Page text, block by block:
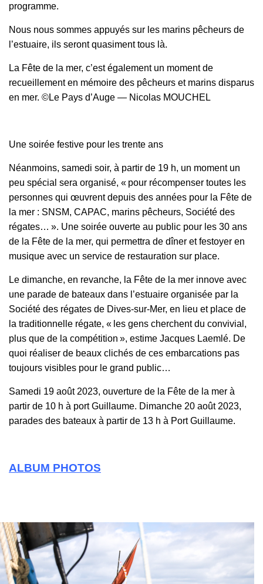
programme.
Nous nous sommes appuyés sur les marins pêcheurs de
l’estuaire, ils seront quasiment tous là.
La Fête de la mer, c’est également un moment de
recueillement en mémoire des pêcheurs et marins disparus
en mer. ©Le Pays d’Auge — Nicolas MOUCHEL
Une soirée festive pour les trente ans
Néanmoins, samedi soir, à partir de 19 h, un moment un
peu spécial sera organisé, « pour récompenser toutes les
personnes qui œuvrent depuis des années pour la Fête de
la mer : SNSM, CAPAC, marins pêcheurs, Société des
régates… ». Une soirée ouverte au public pour les 30 ans
de la Fête de la mer, qui permettra de dîner et festoyer en
musique avec un service de restauration sur place.
Le dimanche, en revanche, la Fête de la mer innove avec
une parade de bateaux dans l’estuaire organisée par la
Société des régates de Dives-sur-Mer, en lieu et place de
la traditionnelle régate, « les gens cherchent du convivial,
plus que de la compétition », estime Jacques Laemlé. De
quoi réaliser de beaux clichés de ces embarcations pas
toujours visibles pour le grand public…
Samedi 19 août 2023, ouverture de la Fête de la mer à
partir de 10 h à port Guillaume. Dimanche 20 août 2023,
parades des bateaux à partir de 13 h à Port Guillaume.
ALBUM PHOTOS